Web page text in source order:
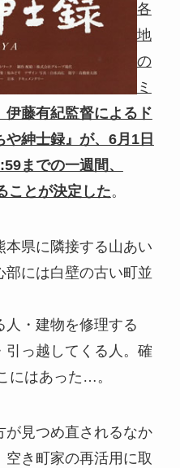
各
地
の
ミ
伊藤有紀監督によるド
紳士録』が、6月1日
までの一週間、
ことが決定した。
県に隣接する山あい
には白壁の古い町並
人・建物を修理する
引っ越してくる人。確
にはあった…。
が見つめ直されるなか
き町家の再活用に取